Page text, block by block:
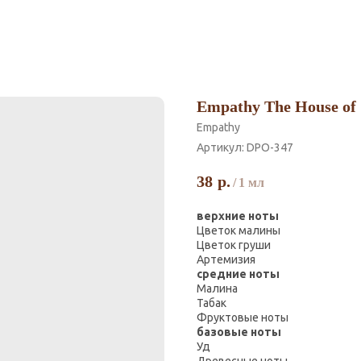
Empathy The House of
Empathy
Артикул: DPO-347
38 р. / 1 мл
верхние ноты
Цветок малины
Цветок груши
Артемизия
средние ноты
Малина
Табак
Фруктовые ноты
базовые ноты
Уд